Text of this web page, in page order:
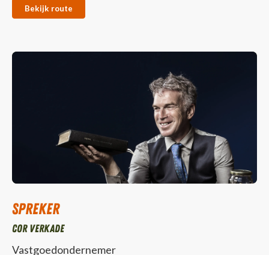
Bekijk route
Spreker
Cor Verkade
Vastgoedondernemer